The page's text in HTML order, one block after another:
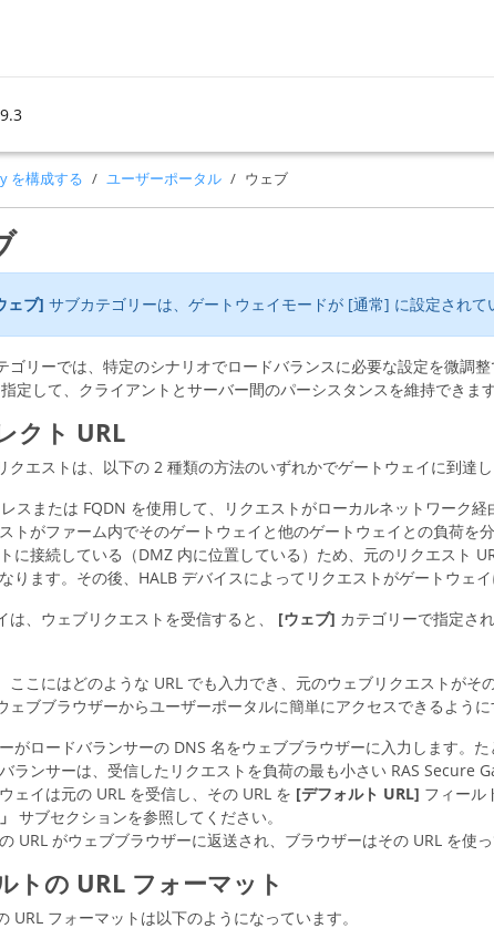
を構成する ユーザーポータル ウェブ
ェブ] サブカテゴリーは、ゲートウェイモードが [通常] に設定されて
ゴリーでは、特定のシナリオでロードバランスに必要な設定を微調
定して、クライアントとサーバー間のパーシスタンスを維持できます
クト URL
クエストは、以下の 2 種類の方法のいずれかでゲートウェイに到達し
スまたは FQDN を使用して、リクエストがローカルネットワーク
トがファーム内でそのゲートウェイと他のゲートウェイとの負荷
に接続している（DMZ 内に位置している）ため、元のリクエス
ります。その後、HALB デバイスによってリクエストがゲートウェイ
は、ウェブリクエストを受信すると、 [ウェブ] カテゴリーで指定さ
ここにはどのような URL でも入力でき、元のウェブリクエストが
ェブブラウザーからユーザーポータルに簡単にアクセスできるよう
がロードバランサーの DNS 名をウェブブラウザーに入力します。
ランサーは、受信したリクエストを負荷の最も小さい RAS Secure
ェイは元の URL を受信し、その URL を [デフォルト URL] フィール
サブセクションを参照してください。
URL がウェブブラウザーに返送され、ブラウザーはその URL を使
トの URL フォーマット
URL フォーマットは以下のようになっています。